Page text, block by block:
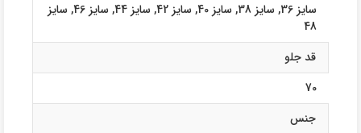
سایز 36
, سایز 38 , سایز 40 , سایز 42 , سایز 44 , سایز 46 , سایز
48
قد جلو
70
جنس